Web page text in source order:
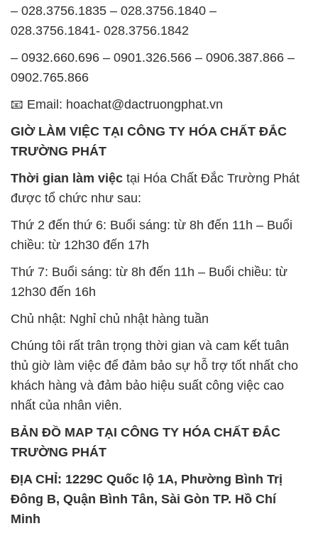
– 028.3756.1835 – 028.3756.1840 –
028.3756.1841- 028.3756.1842
– 0932.660.696 – 0901.326.566 – 0906.387.866 –
0902.765.866
📧 Email: hoachat@dactruongphat.vn
GIỜ LÀM VIỆC TẠI CÔNG TY HÓA CHẤT ĐẮC
TRƯỜNG PHÁT
Thời gian làm việc tại Hóa Chất Đắc Trường Phát
được tổ chức như sau:
Thứ 2 đến thứ 6: Buổi sáng: từ 8h đến 11h – Buổi
chiều: từ 12h30 đến 17h
Thứ 7: Buổi sáng: từ 8h đến 11h – Buổi chiều: từ
12h30 đến 16h
Chủ nhật: Nghỉ chủ nhật hàng tuần
Chúng tôi rất trân trọng thời gian và cam kết tuân
thủ giờ làm việc để đảm bảo sự hỗ trợ tốt nhất cho
khách hàng và đảm bảo hiệu suất công việc cao
nhất của nhân viên.
BẢN ĐỒ MAP TẠI CÔNG TY HÓA CHẤT ĐẮC
TRƯỜNG PHÁT
ĐỊA CHỈ: 1229C Quốc lộ 1A, Phường Bình Trị
Đông B, Quận Bình Tân, Sài Gòn TP. Hồ Chí
Minh